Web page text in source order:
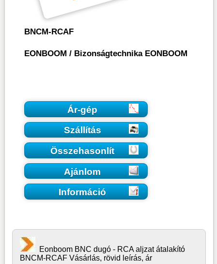
BNCM-RCAF
EONBOOM / Bizonságtechnika EONBOOM
Ár-gép
Szállítás
Összehasonlít
Ajánlom
Információ
Eonboom BNC dugó - RCA aljzat átalakító
BNCM-RCAF Vásárlás, rövid leírás, ár